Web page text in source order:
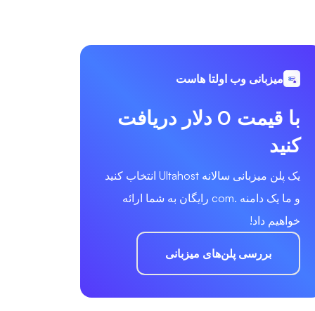
میزبانی وب اولتا هاست
با قیمت 0 دلار دریافت
کنید
یک پلن میزبانی سالانه Ultahost انتخاب کنید
و ما یک دامنه .com رایگان به شما ارائه
خواهیم داد!
بررسی پلن‌های میزبانی